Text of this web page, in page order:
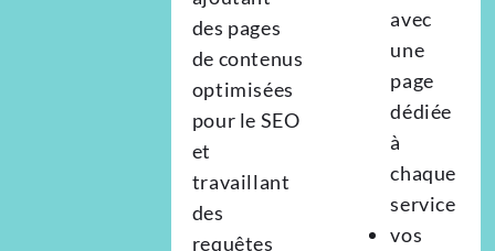
des pages
de contenus
optimisées
pour le SEO
et
travaillant
des
requêtes
avec
une
page
dédiée
à
chaque
service
vos